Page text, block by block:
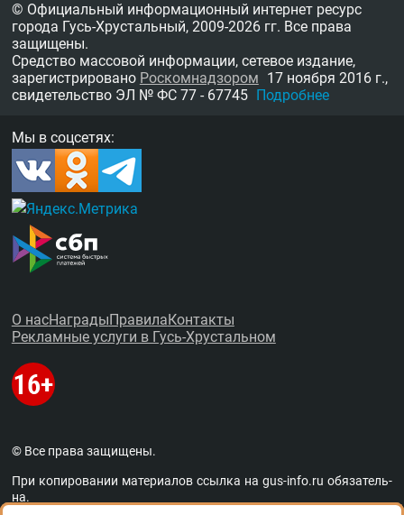
© Официальный информационный интернет ресурс
города Гусь-Хрустальный, 2009-2026 гг. Все права
защищены.
Средство массовой информации, сетевое издание,
зарегистрировано Роскомнадзором 17 ноября 2016 г.,
свидетельство ЭЛ № ФС 77 - 67745 Подробнее
Мы в соцсетях:
О насНаградыПравилаКонтакты
Рекламные услуги в Гусь-Хрустальном
© Все права защищены.
При копировании материалов ссыл­ка наgus-info.ru обя­за­тель­
на.